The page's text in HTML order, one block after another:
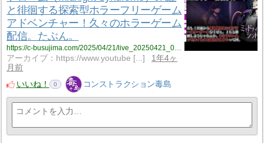
と徘徊する探索型ホラーフリーゲーム
アドベンチャー！久々のホラーゲーム
配信。たぶん。
アーカイブ：https://www.youtube [...]
1年4ヶ
月前
いいね！
0 コンストラクション毒島